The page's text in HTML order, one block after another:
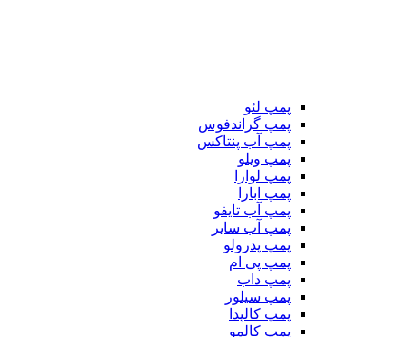
پمپ لئو
پمپ گراندفوس
پمپ آب پنتاکس
پمپ ویلو
پمپ لوارا
پمپ ابارا
پمپ آب تایفو
پمپ آب سایر
پمپ پدرولو
پمپ پی ام
پمپ داب
پمپ سیلور
پمپ کالپدا
پمپ کالمو